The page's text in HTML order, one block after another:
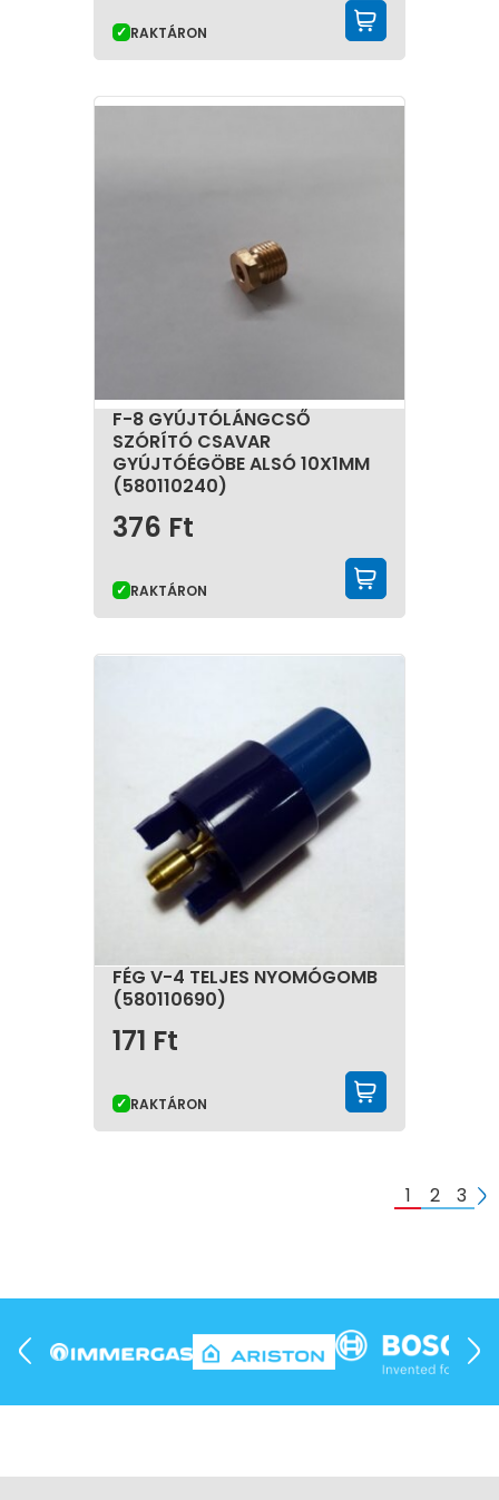
RAKTÁRON
F-8 GYÚJTÓLÁNGCSŐ
SZÓRÍTÓ CSAVAR
GYÚJTÓÉGÖBE ALSÓ 10X1MM
(580110240)
376 Ft
RAKTÁRON
FÉG V-4 TELJES NYOMÓGOMB
(580110690)
171 Ft
RAKTÁRON
1 2 3